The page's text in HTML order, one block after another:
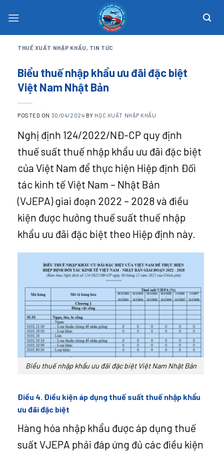
THUẾ XUẤT NHẬP KHẨU, TIN TỨC
Biểu thuế nhập khẩu ưu đãi đặc biệt
Việt Nam Nhật Bản
POSTED ON 30/04/2024 BY HỌC XUẤT NHẬP KHẨU
Nghị định 124/2022/NĐ-CP quy định
thuế suất thuế nhập khẩu ưu đãi đặc biệt
của Việt Nam để thực hiện Hiệp định Đối
tác kinh tế Việt Nam – Nhật Bản
(VJEPA)giai đoạn 2022 – 2028 và điều
kiện được hưởng thuế suất thuế nhập
khẩu ưu đãi đặc biệt theo Hiệp định này.
Biểu thuế nhập khẩu ưu đãi đặc biệt Việt Nam Nhật Bản
Điều 4. Điều kiện áp dụng thuế suất thuế nhập khẩu
ưu đãi đặc biệt
Hàng hóa nhập khẩu được áp dụng thuế
suất VJEPA phải đáp ứng đủ các điều kiện